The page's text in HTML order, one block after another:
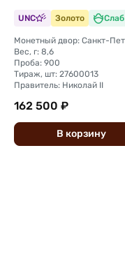
UNC Золото Слаб
Вес, г: 8,6
Проба: 900
Тираж, шт: 27600013
Правитель: Николай II
162 500 ₽
В корзину